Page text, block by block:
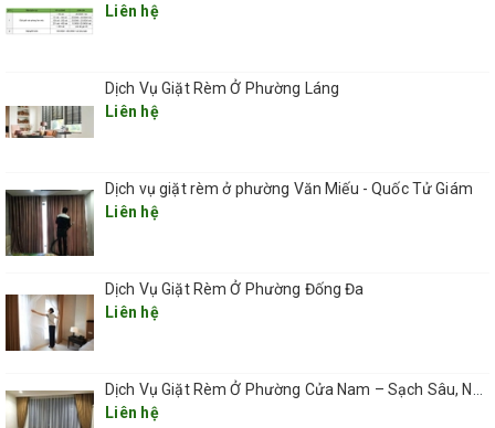
rộng để phơi? Chẳng lẽ phơi gập lại, lâu
lại càng tai hại hơn.
thực hiện.
Quá rườm rà và tốn thời gian cho việc tự
giặt rèm tại nhà, nhưng không giặt thì
không được vì rất bẩn. Đấy chính là lúc bạn
tìm tới các đơn vị chuyên dịch vụ giặt rèm
cửa tại nhà.
Liên hệ
Dịch Vụ Giặt Rèm Ở Phường Láng
Liên hệ
Dịch vụ giặt rèm ở phường Văn Miếu - Quốc Tử Giám
Liên hệ
Dịch Vụ Giặt Rèm Ở Phường Đống Đa
Liên hệ
Liên hệ